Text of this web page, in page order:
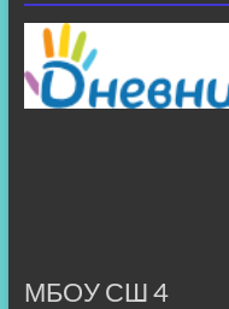
МБОУ СШ 4